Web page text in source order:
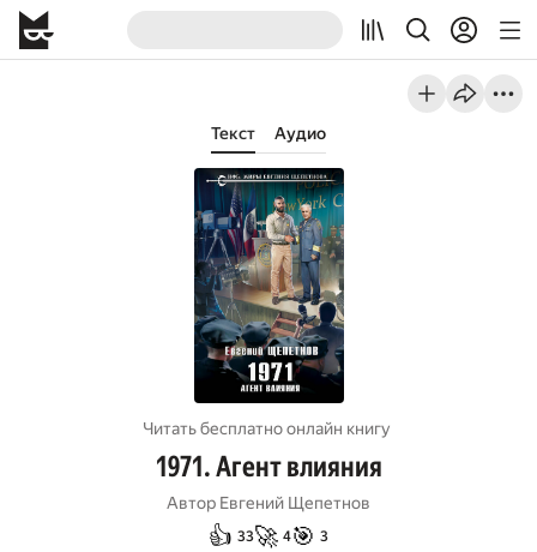
Текст Аудио
Читать бесплатно онлайн книгу
1971. Агент влияния
Автор Евгений Щепетнов
👍 33🚀 4🎯 3